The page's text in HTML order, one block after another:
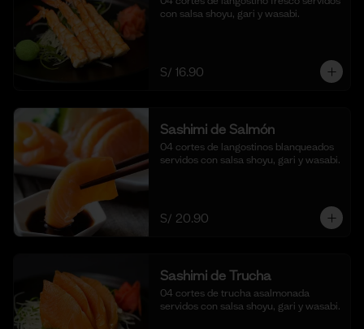
con salsa shoyu, gari y wasabi.
S/ 16.90
Sashimi de Salmón
04 cortes de langostinos blanqueados
servidos con salsa shoyu, gari y wasabi.
S/ 20.90
Sashimi de Trucha
04 cortes de trucha asalmonada
servidos con salsa shoyu, gari y wasabi.